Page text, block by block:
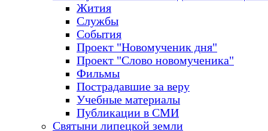
Жития
Службы
События
Проект "Новомученик дня"
Проект "Слово новомученика"
Фильмы
Пострадавшие за веру
Учебные материалы
Публикации в СМИ
Святыни липецкой земли